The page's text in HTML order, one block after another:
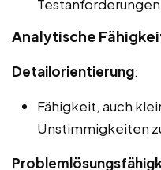
Analytische
Detailorientierung:
Fähigkeit, auch
Unstimmigkeiten